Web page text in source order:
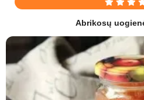
Abrikosų